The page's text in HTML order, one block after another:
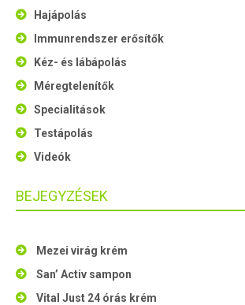
Hajápolás
Immunrendszer erősítők
Kéz- és lábápolás
Méregtelenítők
Specialitások
Testápolás
Videók
BEJEGYZÉSEK
Mezei virág krém
San’ Activ sampon
Vital Just 24 órás krém